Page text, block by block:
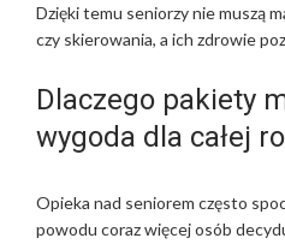
Dzięki temu seniorzy nie muszą
czy skierowania, a ich zdrowie
Dlaczego pakiety
wygoda dla całej
Opieka nad seniorem często
powodu coraz więcej osób